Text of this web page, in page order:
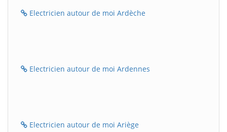
Electricien autour de moi Ardèche
Electricien autour de moi Ardennes
Electricien autour de moi Ariège